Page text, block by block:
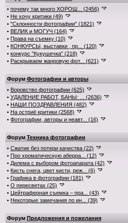
• почему так много ХОРОШ... (2456)
• Не хочу критики (49)
• "Склонности фотографии" (1821)
• ВЕЛИК и МОГУЧ (164)
• Права на съемку (10)
• КОНКУРСЫ, выставки , пр... (120)
• конкурс "Кукушечка" (218)
• Раскрываем жанровую фот... (621)
Форум Фотографии и авторы
• Воровство фотографии (625)
• УДАЛЕНИЕ РАБОТ, БАНЫ: ... (2636)
• НАШИ ПОЗДРАВЛЕНИЯ (482)
• На остриё критики (2568)
• Фотографии, авторы и неавт... (16)
Форум Техника фотографии
• Сжатие без потери качества (22)
• Про хроматическую аберра... (12)
• Дилема с выбором фотоапарата (42)
• Кисть снега, цвет кисти, реж... (6)
• Графика в фотографии (181)
• О пересветах (25)
• Цейтраферная съемка – пра... (43)
• Некоторые замечания по ин... (39)
Форум Предложения и пожелания